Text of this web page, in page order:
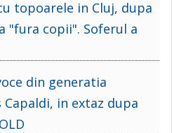
topoarele in Cluj, dupa
"fura copii". Soferul a
din generatia
in extaz dupa